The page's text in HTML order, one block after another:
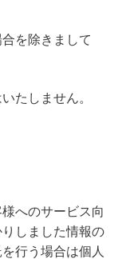
を除きまして
いたしません。
へのサービス向
しました情報の
行う場合は個人